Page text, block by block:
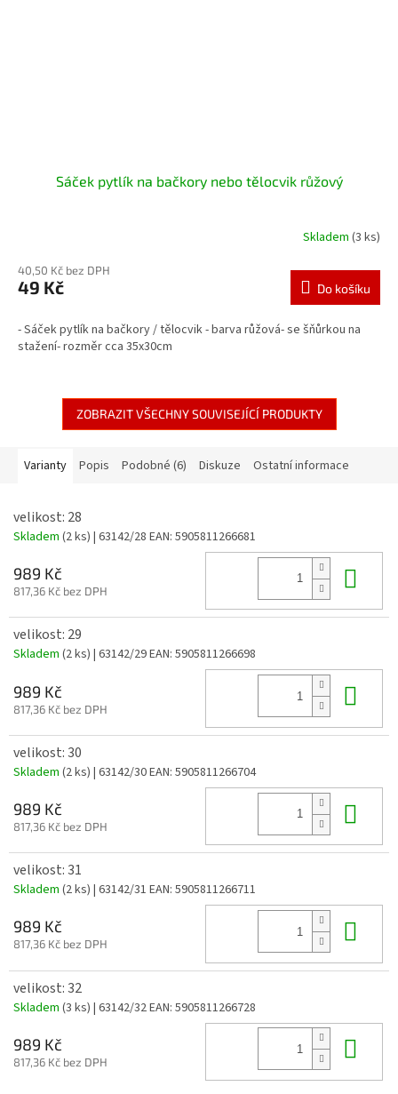
Sáček pytlík na bačkory nebo tělocvik růžový
Skladem (3 ks)
40,50 Kč bez DPH
49 Kč Do košíku
- Sáček pytlík na bačkory / tělocvik - barva růžová- se šňůrkou na
stažení- rozměr cca 35x30cm
ZOBRAZIT VŠECHNY SOUVISEJÍCÍ PRODUKTY
Varianty Popis Podobné (6) Diskuze Ostatní informace
velikost: 28
Skladem (2 ks) | 63142/28 EAN: 5905811266681
989 Kč
817,36 Kč bez DPH
velikost: 29
Skladem (2 ks) | 63142/29EAN: 5905811266698
989 Kč
817,36 Kč bez DPH
velikost: 30
Skladem (2 ks) | 63142/30EAN: 5905811266704
989 Kč
817,36 Kč bez DPH
velikost: 31
Skladem (2 ks) | 63142/31 EAN: 5905811266711
989 Kč
817,36 Kč bez DPH
velikost: 32
Skladem (3 ks) | 63142/32EAN: 5905811266728
989 Kč
817,36 Kč bez DPH